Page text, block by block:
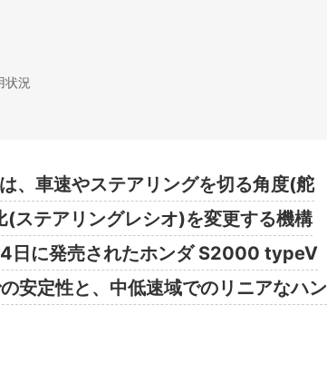
状況
、車速やステアリングを切る角度(舵
ステアリングレシオ)を変更する機構
日に発売されたホンダ S2000 typeV
安定性と、中低速域でのリニアなハン